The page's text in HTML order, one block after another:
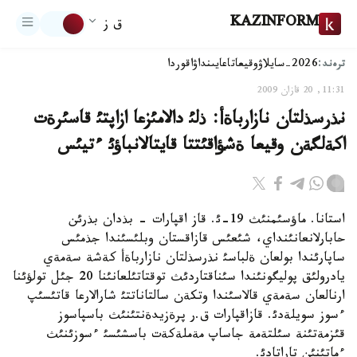
KAZINFORM ق ز
ترەند:2026-سايلاۋ وقيعاتاعايىنداۋاقوردا
11:31, 20 قازان 2009
نذرسذلتان نازارباةأ: ذلئ دالامئزعا ازاپتئ قاسئرةت
اكةلگةن وقيعا ةشؤاقئتتا قايتالانباؤئ ءتيئس
استانا. ماؤسئمنئث 19-ئ. قاز اقپارات - بذدان بذرئن
حابارلانعانئنداي، شئعئس قازاقستان وبلئسئندا جذمئس
ساپارئندا بولعان ةلباسئ نذرسذلتان نازارباةأ كةشة سةمةي
يادرولئق پوليگونئندا سئناقتاردئث توقتاتئلعانئنا 20 جئل تولؤئنا
ارنالعان سةمةي قالاسئندا وتكةن سالتاناتتئ شارالارعا قاتئسئپ
ءسوز سويلةدئ. قازاقپارات ق.ر پرةزيدةنتئنئث باسپاسوز
قئزمةتئنة سئلتةمة جاساپ مةملةكةت باسشئسئ ءسوزئنئث